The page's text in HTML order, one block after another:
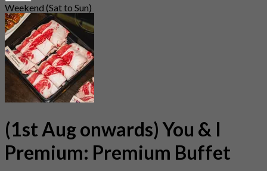
Weekend (Sat to Sun)
(1st Aug onwards) You & I
Premium: Premium Buffet